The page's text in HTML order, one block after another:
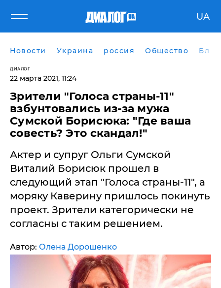
UA
Новости Украина россия Общество
ДИАЛОГ
22 марта 2021, 11:24
Зрители "Голоса страны-11"
взбунтовались из-за мужа
Сумской Борисюка: "Где ваша
совесть? Это скандал!"
Актер и супруг Ольги Сумской
Виталий Борисюк прошел в
следующий этап "Голоса страны-11", а
моряку Каверину пришлось покинуть
проект. Зрители категорически не
согласны с таким решением.
Автор: Олена Дорошенко